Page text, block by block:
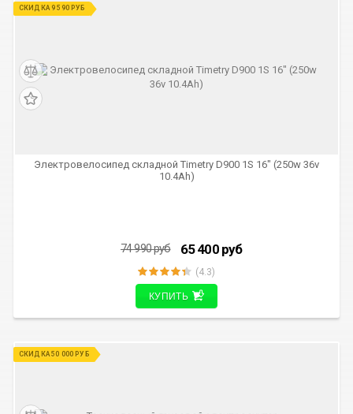
СКИДКА 9 590 РУБ
Электровелосипед складной Timetry D900 1S 16" (250w 36v
10.4Ah)
74 990руб 65 400 руб
(4.3)
КУПИТЬ